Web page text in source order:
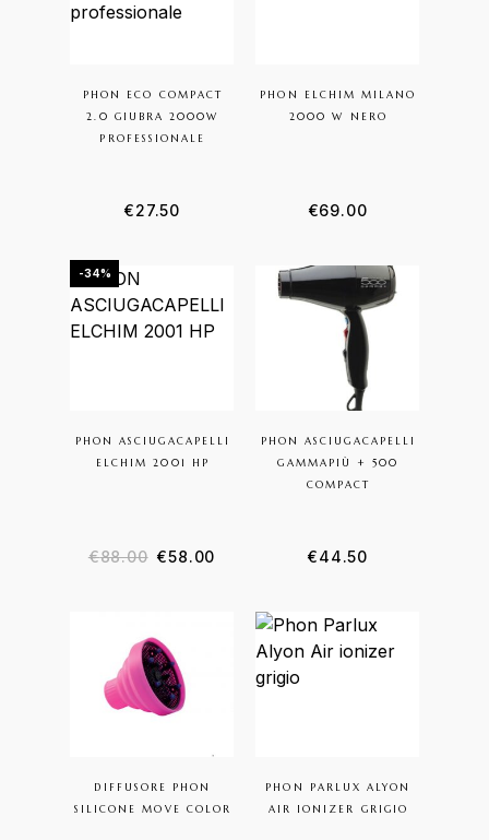
PHON ECO COMPACT
2.0 GIUBRA 2000W
PROFESSIONALE
€27.50
PHON ELCHIM MILANO
2000 W NERO
€69.00
-34%
PHON ASCIUGACAPELLI
ELCHIM 2001 HP
€88.00 €58.00
PHON ASCIUGACAPELLI
GAMMAPIÙ + 500
COMPACT
€44.50
DIFFUSORE PHON
SILICONE MOVE COLOR
PHON PARLUX ALYON
AIR IONIZER GRIGIO